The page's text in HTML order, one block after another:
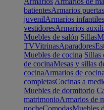
batientesArmarios
juvenilArmarios infantiles
vestidoresArmarios
Muebles de salón Sillas
TVVitrinasAparadores
Muebles de cocina Sillas
de cocinaMesas y sillas
cocinaArmarios de cocina
completasCocinas a
Muebles de dormitorio
matrimonioArmarios de
nocheComodasMuebles